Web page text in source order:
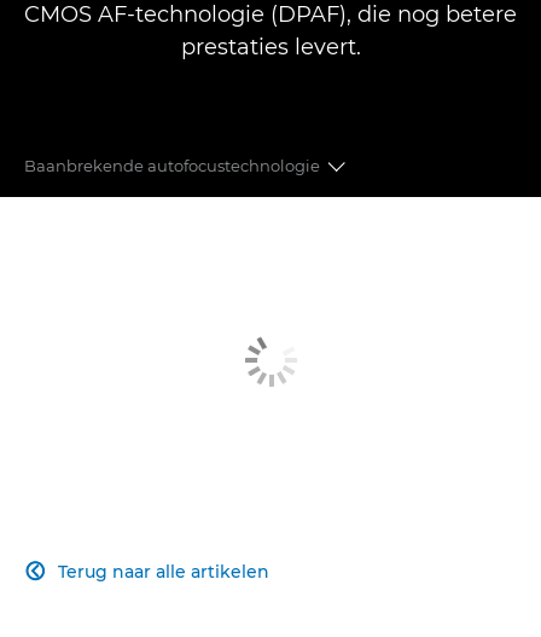
CMOS AF-technologie (DPAF), die nog betere
prestaties levert.
Baanbrekende autofocustechnologie
ONDERSTEUNENDE FUNCTIES
Terug naar alle artikelen
